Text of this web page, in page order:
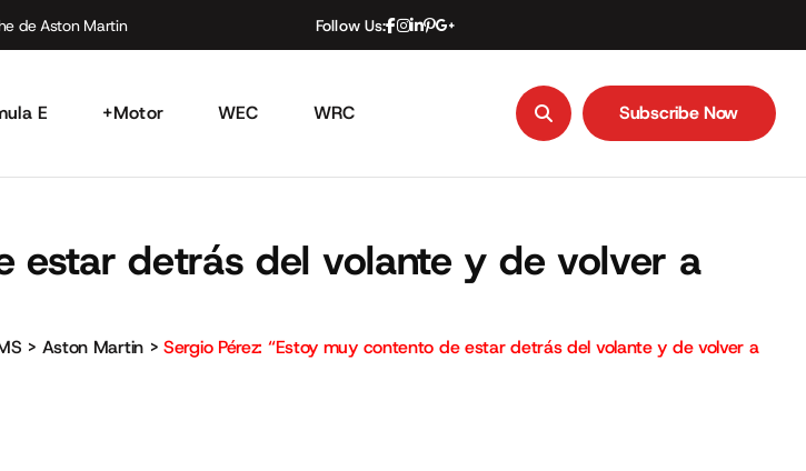
de Aston Martin Follow Us:
E +Motor WEC WRC Subscribe Now
estar detrás del volante y de volver a
> Aston Martin>Sergio Pérez: “Estoy muy contento de estar detrás del volante y de volver a